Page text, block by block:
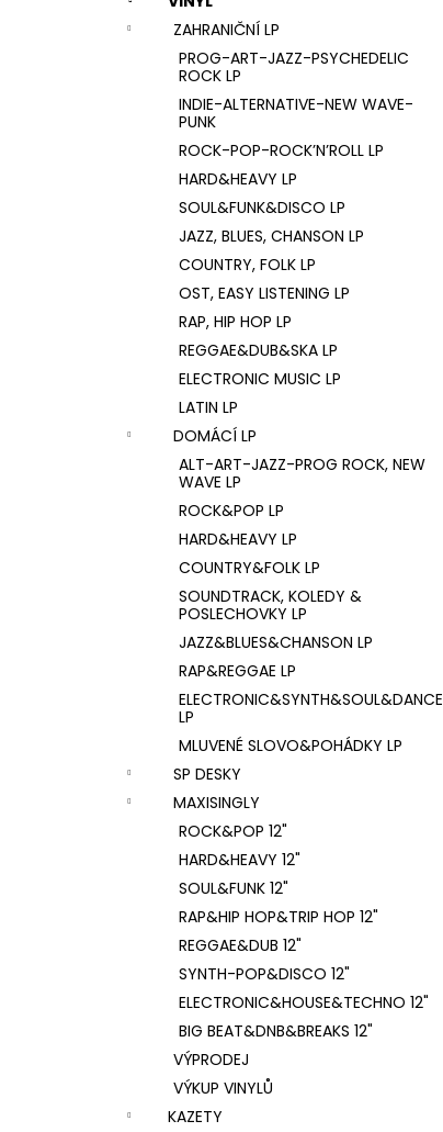
ZAHRANIČNÍ LP
PROG-ART-JAZZ-PSYCHEDELIC
ROCK LP
INDIE-ALTERNATIVE-NEW WAVE-
PUNK
ROCK-POP-ROCK’N’ROLL LP
HARD&HEAVY LP
SOUL&FUNK&DISCO LP
JAZZ, BLUES, CHANSON LP
COUNTRY, FOLK LP
OST, EASY LISTENING LP
RAP, HIP HOP LP
REGGAE&DUB&SKA LP
ELECTRONIC MUSIC LP
LATIN LP
DOMÁCÍ LP
ALT-ART-JAZZ-PROG ROCK, NEW
WAVE LP
ROCK&POP LP
HARD&HEAVY LP
COUNTRY&FOLK LP
SOUNDTRACK, KOLEDY &
POSLECHOVKY LP
JAZZ&BLUES&CHANSON LP
RAP&REGGAE LP
ELECTRONIC&SYNTH&SOUL&DANCE
LP
MLUVENÉ SLOVO&POHÁDKY LP
SP DESKY
MAXISINGLY
ROCK&POP 12"
HARD&HEAVY 12"
SOUL&FUNK 12"
RAP&HIP HOP&TRIP HOP 12"
REGGAE&DUB 12"
SYNTH-POP&DISCO 12"
ELECTRONIC&HOUSE&TECHNO 12"
BIG BEAT&DNB&BREAKS 12"
VÝPRODEJ
VÝKUP VINYLŮ
KAZETY
U2 – THE JOSHUA TREE LP
1 290 Kč